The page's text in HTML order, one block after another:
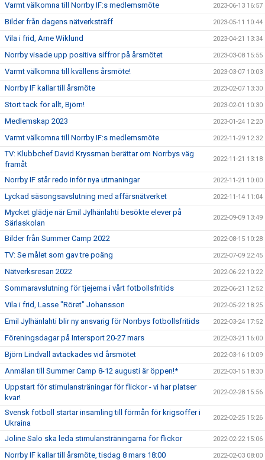
Varmt välkomna till Norrby IF:s medlemsmöte 2023-06-13 16:57
Bilder från dagens nätverksträff 2023-05-11 10:44
Vila i frid, Arne Wiklund 2023-04-21 13:34
Norrby visade upp positiva siffror på årsmötet 2023-03-08 15:55
Varmt välkomna till kvällens årsmöte! 2023-03-07 10:03
Norrby IF kallar till årsmöte 2023-02-07 13:30
Stort tack för allt, Björn! 2023-02-01 10:30
Medlemskap 2023 2023-01-24 12:20
Varmt välkomna till Norrby IF:s medlemsmöte 2022-11-29 12:32
TV: Klubbchef David Kryssman berättar om Norrbys väg
framåt
2022-11-21 13:18
Norrby IF står redo inför nya utmaningar 2022-11-21 10:00
Lyckad säsongsavslutning med affärsnätverket 2022-11-14 11:04
Mycket glädje när Emil Jylhänlahti besökte elever på
Särlaskolan
2022-09-09 13:49
Bilder från Summer Camp 2022 2022-08-15 10:28
TV: Se målet som gav tre poäng 2022-07-09 22:45
Nätverksresan 2022 2022-06-22 10:22
Sommaravslutning för tjejerna i vårt fotbollsfritids 2022-06-21 12:52
Vila i frid, Lasse "Röret" Johansson 2022-05-22 18:25
Emil Jylhänlahti blir ny ansvarig för Norrbys fotbollsfritids 2022-03-24 17:52
Föreningsdagar på Intersport 20-27 mars 2022-03-21 16:00
Björn Lindvall avtackades vid årsmötet 2022-03-16 10:09
Anmälan till Summer Camp 8-12 augusti är öppen!* 2022-03-15 18:30
Uppstart för stimulansträningar för flickor - vi har platser
kvar!
2022-02-28 15:56
Svensk fotboll startar insamling till förmån för krigsoffer i
Ukraina
2022-02-25 15:26
Joline Salo ska leda stimulansträningarna för flickor 2022-02-22 15:06
Norrby IF kallar till årsmöte, tisdag 8 mars 18:00 2022-02-03 08:00